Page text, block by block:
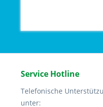
Service Hotline
Telefonische
unter: